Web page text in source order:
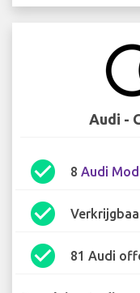
Audi -
check_circle 8 Audi
check_circle
check_circle 81 Audi